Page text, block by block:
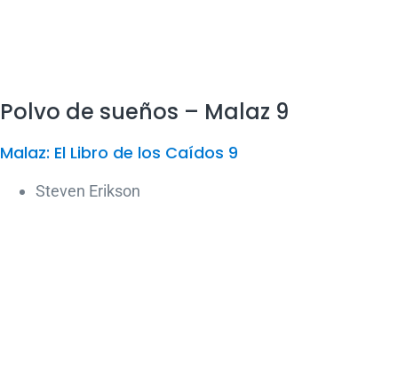
Polvo de sueños – Malaz 9
Malaz: El Libro de los Caídos 9
Steven Erikson